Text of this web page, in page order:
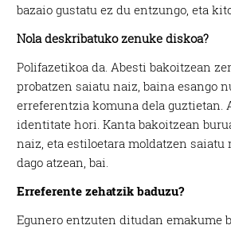
bazaio gustatu ez du entzungo, eta
Nola deskribatuko zenuke diskoa?
Polifazetikoa da. Abesti bakoitzean
probatzen saiatu naiz, baina esango
erreferentzia komuna dela guztietan.
identitate hori. Kanta bakoitzean
naiz, eta estiloetara moldatzen saiatu
dago atzean, bai.
Erreferente zehatzik baduzu?
Egunero entzuten ditudan emakume